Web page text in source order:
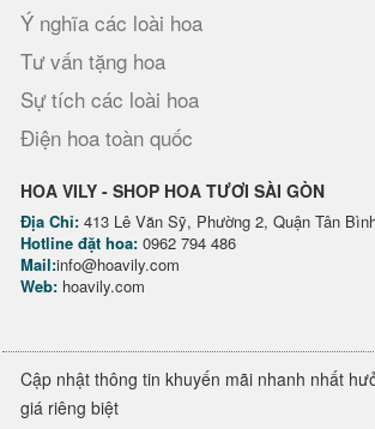
Ý nghĩa các loài hoa
Tư vấn tặng hoa
Sự tích các loài hoa
Điện hoa toàn quốc
HOA VILY - SHOP HOA TƯƠI SÀI GÒN
Địa Chỉ: 413 Lê Văn Sỹ, Phường 2, Quận Tân
Hotline đặt hoa: 0962 794 486
Mail:info@hoavily.com
Web: hoavily.com
Cập nhật thông tin khuyến mãi nhanh nhất
giá riêng biệt